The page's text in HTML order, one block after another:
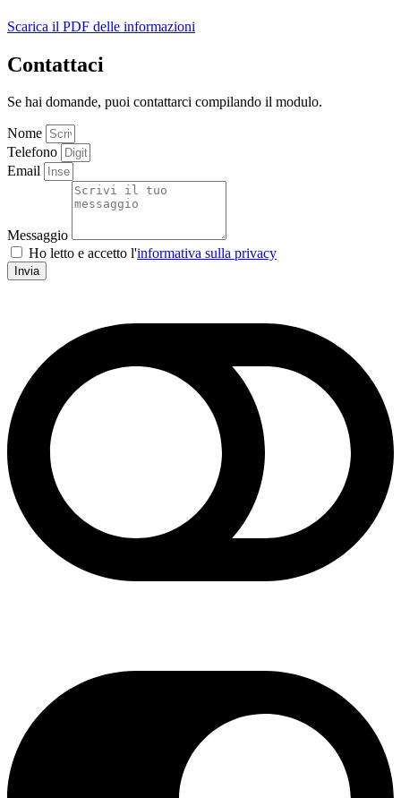
Scarica il PDF delle informazioni
Contattaci
Se hai domande, puoi contattarci compilando il modulo.
Nome
Telefono
Email
Messaggio
Ho letto e accetto l'informativa sulla privacy
Invia